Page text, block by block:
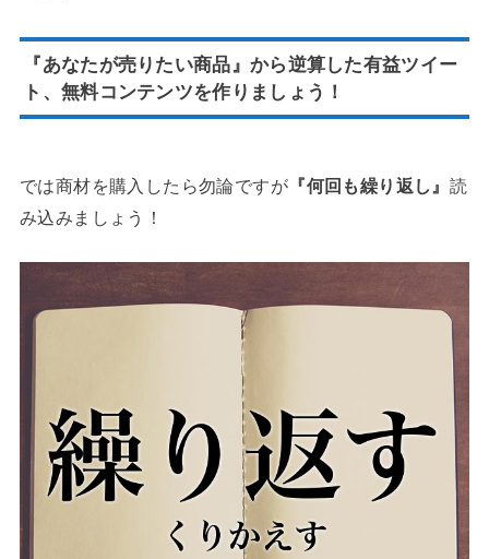
『あなたが売りたい商品』から逆算した有益ツイー
ト、無料コンテンツを作りましょう！
では商材を購入したら勿論ですが 『何回も繰り返し』 読
み込みましょう！